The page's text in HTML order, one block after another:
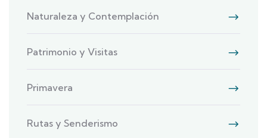
Naturaleza y Contemplación
Patrimonio y Visitas
Primavera
Rutas y Senderismo